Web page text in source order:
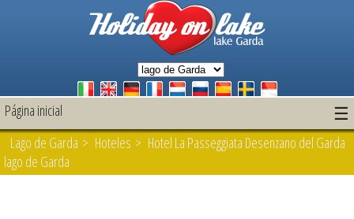
Página inicial ☰
Lago de Garda > Hoteles > Hotel La Passeggiata Desenzano del Garda
lago de Garda